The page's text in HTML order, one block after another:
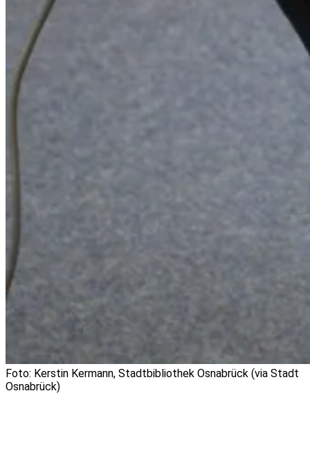
Foto: Kerstin Kermann, Stadtbibliothek Osnabrück (via Stadt
Osnabrück)